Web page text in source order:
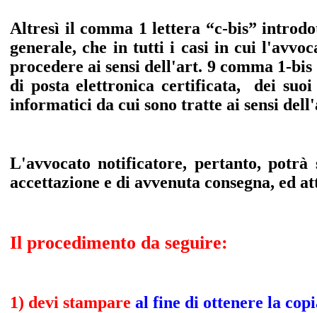
Altresì il comma 1 lettera “c-bis”
generale, che in tutti i casi in cui
procedere ai sensi dell'art. 9 comma 1-
di posta elettronica certificata, dei suoi
informatici da cui sono tratte ai sensi
L'avvocato notificatore, pertanto,
accettazione e di avvenuta consegna,
Il procedimento da seguire:
1) devi stampare al fine di ottenere la